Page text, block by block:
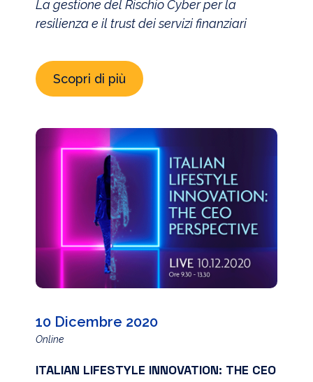
La gestione del Rischio Cyber per la
resilienza e il trust dei servizi finanziari
Scopri di più
10 Dicembre 2020
Online
ITALIAN LIFESTYLE INNOVATION: THE CEO